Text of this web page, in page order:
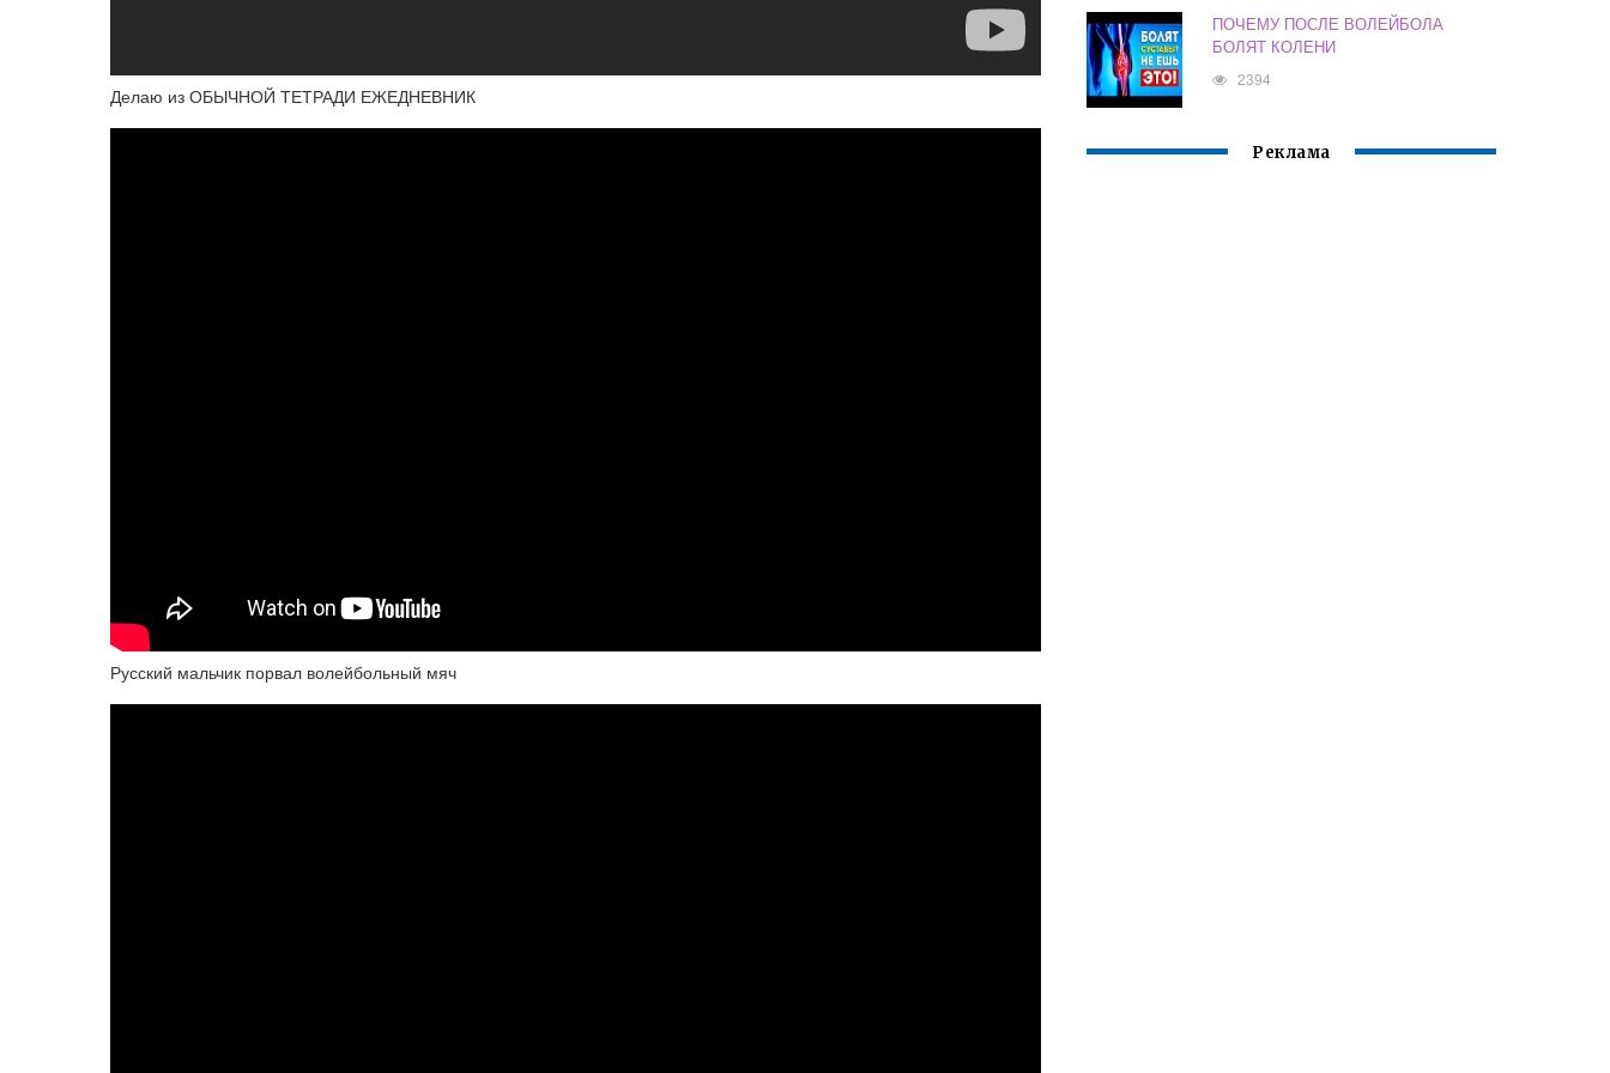
Делаю из ОБЫЧНОЙ ТЕТРАДИ ЕЖЕДНЕВНИК
Русский мальчик порвал волейбольный мяч
ПОЧЕМУ ПОСЛЕ ВОЛЕЙБОЛА
БОЛЯТ КОЛЕНИ
2394
Реклама